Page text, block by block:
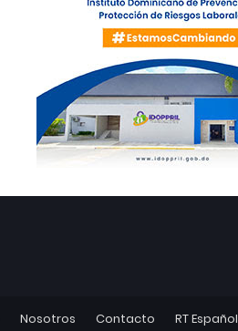
Nosotros Contacto RT Español